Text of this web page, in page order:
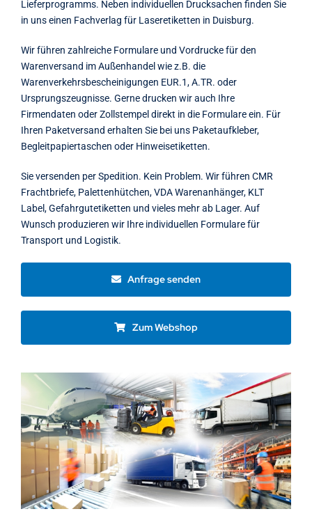
Lieferprogramms. Neben individuellen Drucksachen finden Sie
in uns einen Fachverlag für Laseretiketten in Duisburg.
Wir führen zahlreiche Formulare und Vordrucke für den
Warenversand im Außenhandel wie z.B. die
Warenverkehrsbescheinigungen EUR.1, A.TR. oder
Ursprungszeugnisse. Gerne drucken wir auch Ihre
Firmendaten oder Zollstempel direkt in die Formulare ein. Für
Ihren Paketversand erhalten Sie bei uns Paketaufkleber,
Begleitpapiertaschen oder Hinweisetiketten.
Sie versenden per Spedition. Kein Problem. Wir führen CMR
Frachtbriefe, Palettenhütchen, VDA Warenanhänger, KLT
Label, Gefahrgutetiketten und vieles mehr ab Lager. Auf
Wunsch produzieren wir Ihre individuellen Formulare für
Transport und Logistik.
Anfrage senden
Zum Webshop